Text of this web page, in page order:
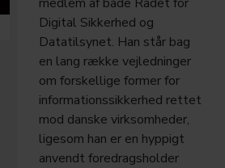
Digital Sikkerhed og
Datatilsynet. Han står bag
en lang række vejledninger
om forskellige former for
informationssikkerhed rettet
mod danske virksomheder,
ligesom han er en hyppigt
anvendt foredragsholder